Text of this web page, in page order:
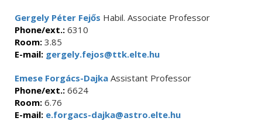
Gergely Péter Fejős Habil. Associate Professor
Phone/ext.: 6310
Room: 3.85
E-mail: gergely.fejos@ttk.elte.hu
Emese Forgács-Dajka Assistant Professor
Phone/ext.: 6624
Room: 6.76
E-mail: e.forgacs-dajka@astro.elte.hu